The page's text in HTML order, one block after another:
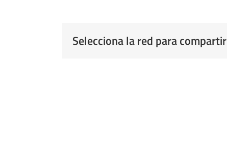
Selecciona la red para compartir